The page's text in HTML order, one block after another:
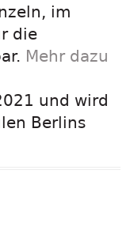
im
die
Mehr dazu
und wird
Berlins